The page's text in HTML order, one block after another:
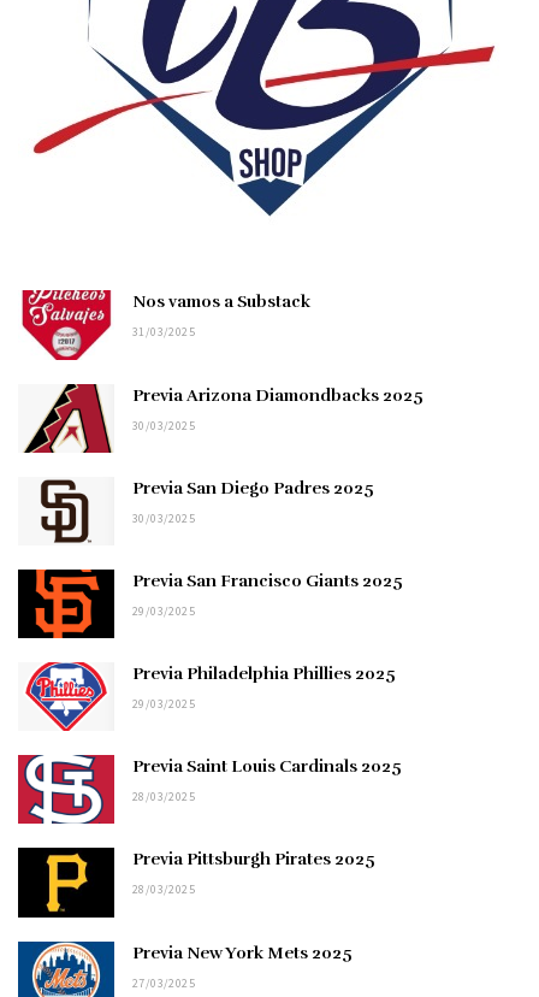
Nos vamos a Substack
31/03/2025
Previa Arizona Diamondbacks 2025
30/03/2025
Previa San Diego Padres 2025
30/03/2025
Previa San Francisco Giants 2025
29/03/2025
Previa Philadelphia Phillies 2025
29/03/2025
Previa Saint Louis Cardinals 2025
28/03/2025
Previa Pittsburgh Pirates 2025
28/03/2025
Previa New York Mets 2025
27/03/2025